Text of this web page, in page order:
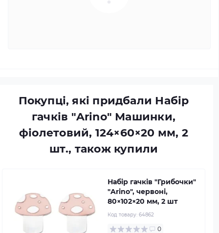
Покупці, які придбали Набір
гачків "Arino" Машинки,
фіолетовий, 124×60×20 мм, 2
шт., також купили
Набір гачків "Грибочки"
"Arino", червоні,
80×102×20 мм, 2 шт
Код товару: 64862
0